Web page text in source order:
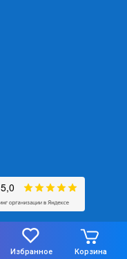
Избранное Корзина